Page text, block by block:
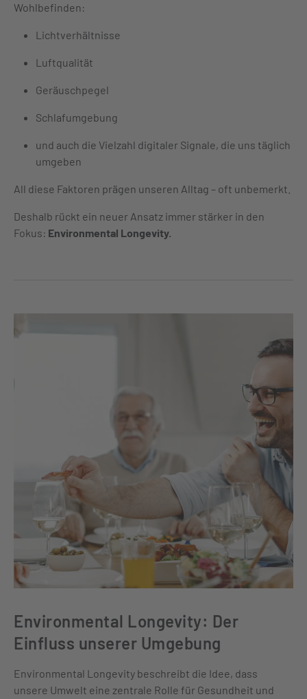
Wohlbefinden:
Lichtverhältnisse
Luftqualität
Geräuschpegel
Schlafumgebung
und auch die Vielzahl digitaler Signale, die uns täglich
umgeben
All diese Faktoren prägen unseren Alltag – oft unbemerkt.
Deshalb rückt ein neuer Ansatz immer stärker in den
Fokus: Environmental Longevity.
Environmental Longevity: Der
Einfluss unserer Umgebung
Environmental Longevity beschreibt die Idee, dass
unsere Umwelt eine zentrale Rolle für Gesundheit und